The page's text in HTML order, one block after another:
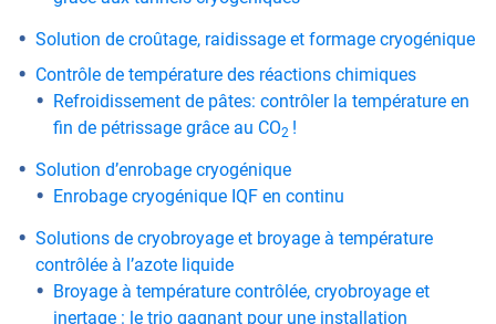
Solution de croûtage, raidissage et formage cryogénique
Contrôle de température des réactions chimiques
Refroidissement de pâtes: contrôler la température en
fin de pétrissage grâce au CO2 !
Solution d’enrobage cryogénique
Enrobage cryogénique IQF en continu
Solutions de cryobroyage et broyage à température
contrôlée à l’azote liquide
Broyage à température contrôlée, cryobroyage et
inertage : le trio gagnant pour une installation